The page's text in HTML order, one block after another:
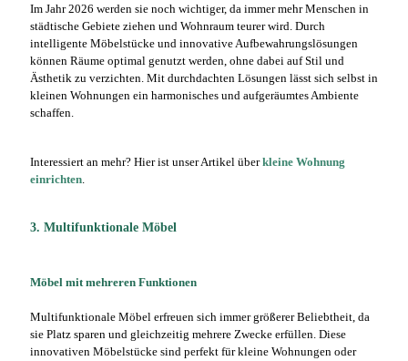
Im Jahr 2026 werden sie noch wichtiger, da immer mehr Menschen in
städtische Gebiete ziehen und Wohnraum teurer wird. Durch
intelligente Möbelstücke und innovative Aufbewahrungslösungen
können Räume optimal genutzt werden, ohne dabei auf Stil und
Ästhetik zu verzichten. Mit durchdachten Lösungen lässt sich selbst in
kleinen Wohnungen ein harmonisches und aufgeräumtes Ambiente
schaffen.
Interessiert an mehr? Hier ist unser Artikel überkleine Wohnung
einrichten.
3. Multifunktionale Möbel
Möbel mit mehreren Funktionen
Multifunktionale Möbel erfreuen sich immer größerer Beliebtheit, da
sie Platz sparen und gleichzeitig mehrere Zwecke erfüllen. Diese
innovativen Möbelstücke sind perfekt für kleine Wohnungen oder